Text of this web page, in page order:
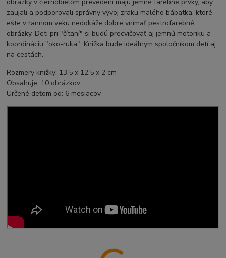
zaujali a podporovali správny vývoj zraku malého bábätka, ktoré
ešte v rannom veku nedokáže dobre vnímať pestrofarebné
obrázky. Deti pri "čítaní" si budú precvičovať aj jemnú motoriku a
koordináciu "oko-ruka". Knižka bude ideálnym spoločníkom detí aj
na cestách.
Rozmery knižky: 13,5 x 12,5 x 2 cm
Obsahuje: 10 obrázkov
Určené deťom od: 6 mesiacov